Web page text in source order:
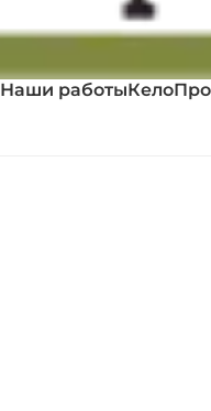
Наши работыКело